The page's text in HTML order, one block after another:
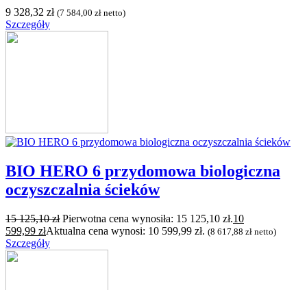
9 328,32 zł (7 584,00 zł netto)
Szczegóły
BIO HERO 6 przydomowa biologiczna
oczyszczalnia ścieków
15 125,10zł Pierwotna cena wynosiła: 15 125,10 zł.10
599,99 złAktualna cena wynosi: 10 599,99 zł. (8 617,88 zł netto)
Szczegóły